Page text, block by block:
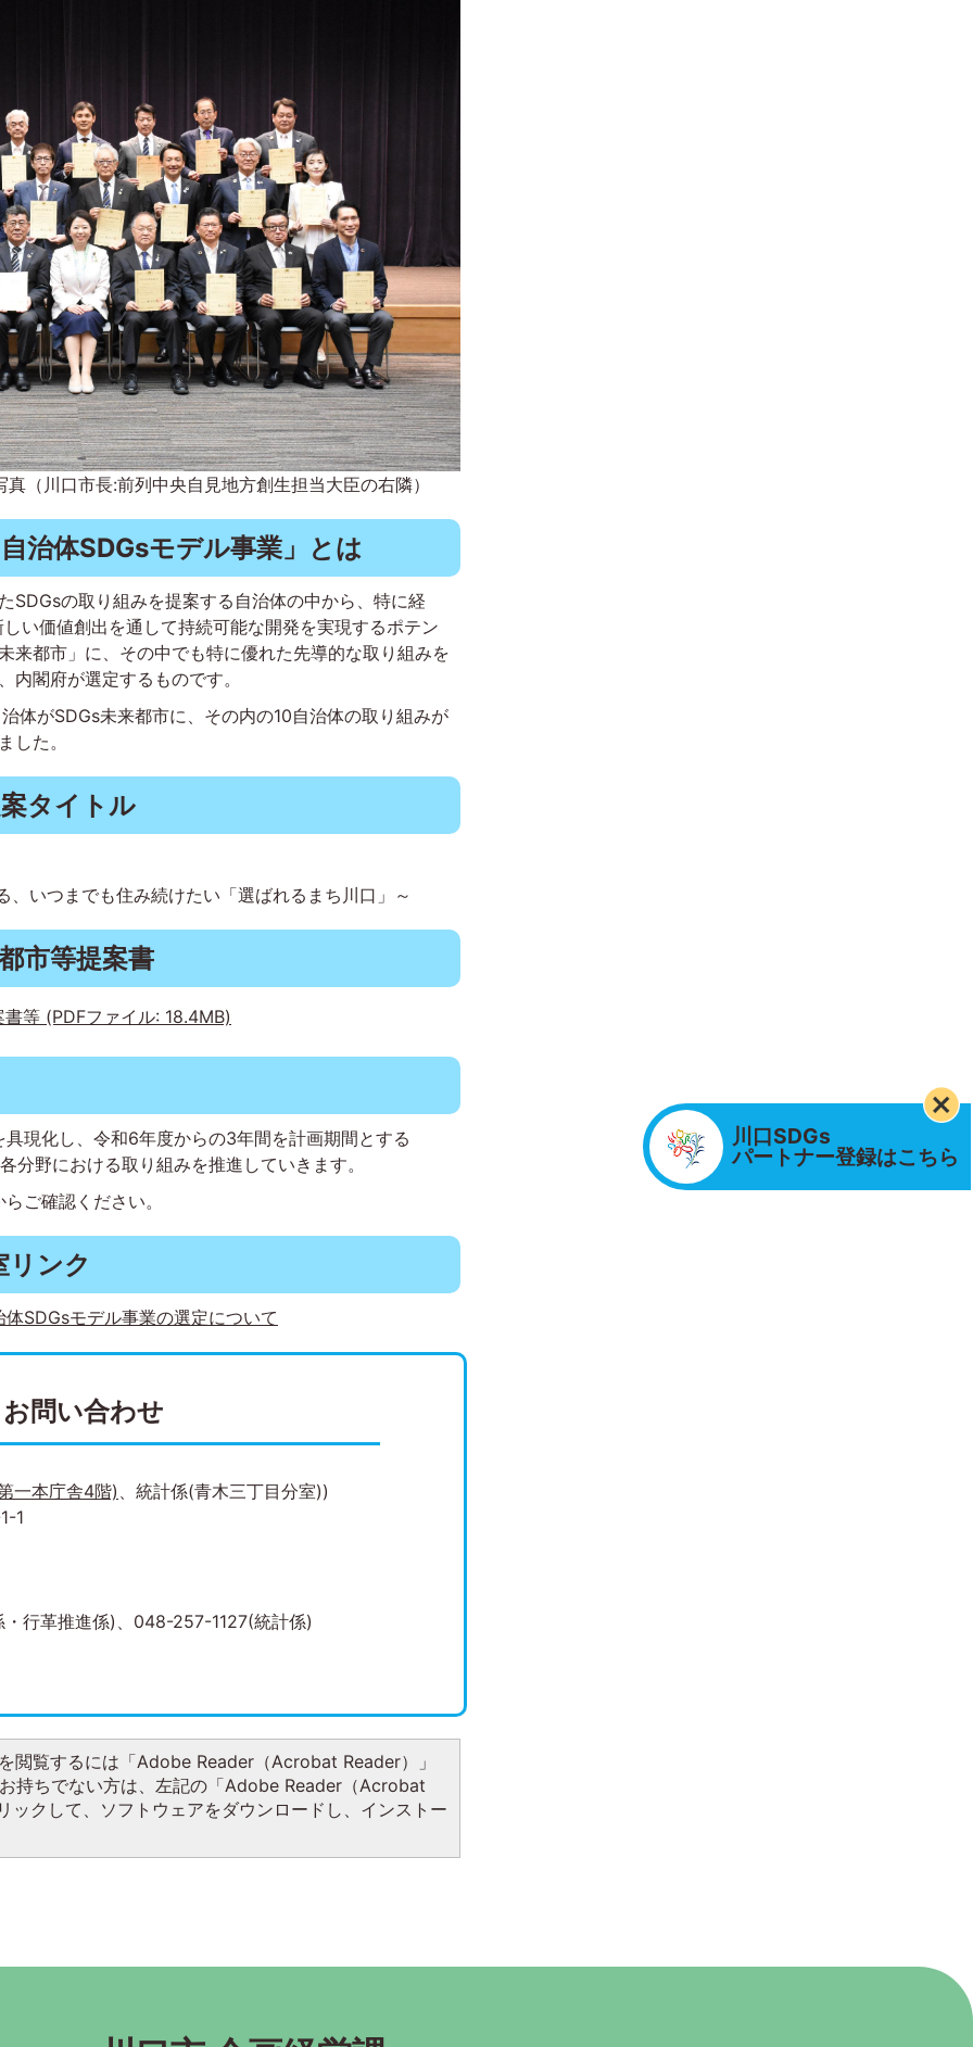
川口SDGs
パートナー登録はこちら
（川口市長:前列中央自見地方創生担当大臣の右隣）
治体SDGsモデル事業」とは
SDGsの取り組みを提案する自治体の中から、特に経
い価値創出を通して持続可能な開発を実現するポテン
来都市」に、その中でも特に優れた先導的な取り組みを
内閣府が選定するものです。
体がSDGs未来都市に、その内の10自治体の取り組みが
した。
タイトル
いつまでも住み続けたい「選ばれるまち川口」～
市等提案書
等 (PDFファイル: 18.4MB)
現化し、令和6年度からの3年間を計画期間とする
分野における取り組みを推進していきます。
らご確認ください。
リンク
SDGsモデル事業の選定について
お問い合わせ
一本庁舎4階) 、統計係(青木三丁目分室))
1
行革推進係)、048-257-1127(統計係)
閲覧するには「Adobe Reader（Acrobat Reader）」
持ちでない方は、左記の「Adobe Reader（Acrobat
ックして、ソフトウェアをダウンロードし、インストー